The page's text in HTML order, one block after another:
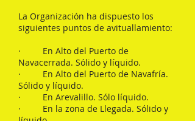
La Organización ha dispuesto los
siguientes puntos de avituallamiento:
· En Alto del Puerto de
Navacerrada. Sólido y líquido.
· En Alto del Puerto de Navafría.
Sólido y líquido.
· En Arevalillo. Sólo líquido.
· En la zona de Llegada. Sólido y